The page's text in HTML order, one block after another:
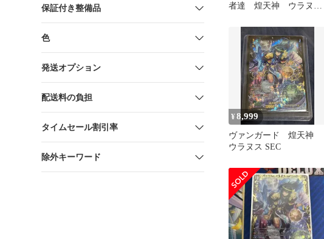
保証付き整備品
色
発送オプション
配送料の負担
タイムセール割引率
除外キーワード
者達 煌天神 ウラヌ
¥8,999
ヴァンガード 煌天神
ウラヌス SEC